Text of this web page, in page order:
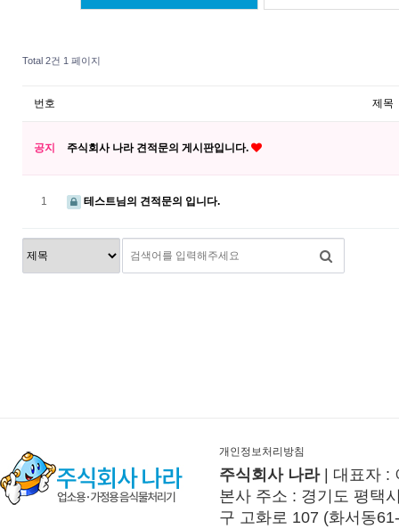
Total 2건 1 페이지
번호 제목
공지 주식회사 나라 견적문의 게시판입니다.
1 테스트님의 견적문의 입니다.
개인정보처리방침
주식회사 나라| 대표자 :
본사 주소 : 경기도 평택
구 고화로 107 (화서동